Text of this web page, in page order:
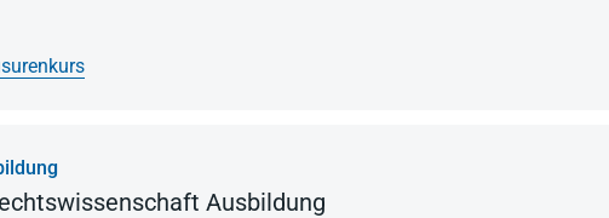
Ausbildung